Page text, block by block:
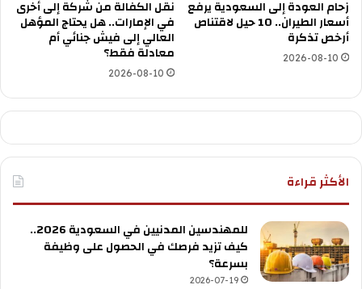
زحام العودة إلى السعودية يرفع
أسعار الطيران.. 10 حيل لاقتناص
أرخص تذكرة
2026-08-10
نقل الكفالة من شركة إلى أخرى
في الإمارات.. هل يحتاج المؤهل
العالي إلى فيش جنائي أم
معادلة فقط؟
2026-08-10
الأكثر قراءة
للمهندسين المدنيين في السعودية 2026..
كيف تزيد فرصك في الحصول على وظيفة
بسرعة؟
2026-07-19